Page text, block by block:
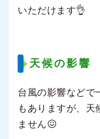
いただけます👌
天候の影響
台風の影響などで
もありますが、天
ません😖